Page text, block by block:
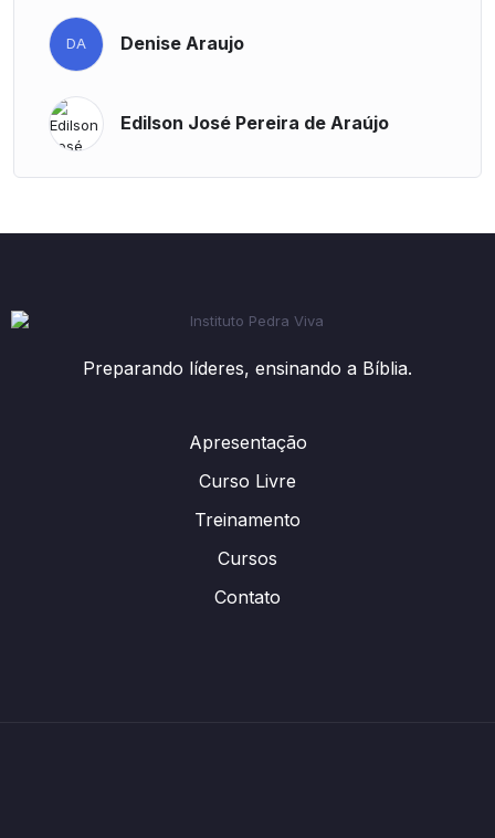
DA Denise Araujo
Edilson José Pereira de Araújo
Preparando líderes, ensinando a Bíblia.
Apresentação
Curso Livre
Treinamento
Cursos
Contato